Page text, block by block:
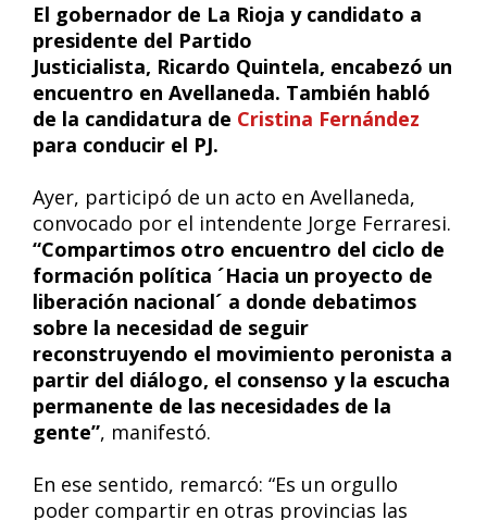
El gobernador de La Rioja y candidato a
presidente del Partido
Justicialista, Ricardo Quintela, encabezó un
encuentro en Avellaneda. También habló
de la candidatura de Cristina Fernández
para conducir el PJ.
Ayer, participó de un acto en Avellaneda,
convocado por el intendente Jorge Ferraresi.
“Compartimos otro encuentro del ciclo de
formación política ´Hacia un proyecto de
liberación nacional´ a donde debatimos
sobre la necesidad de seguir
reconstruyendo el movimiento peronista a
partir del diálogo, el consenso y la escucha
permanente de las necesidades de la
gente”, manifestó.
En ese sentido, remarcó: “Es un orgullo
poder compartir en otras provincias las